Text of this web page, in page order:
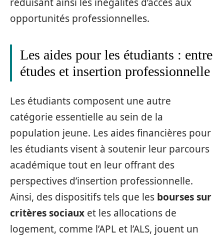
opportunités professionnelles.
Les aides pour les étudiants : entre
études et insertion professionnelle
Les étudiants composent une autre
catégorie essentielle au sein de la
population jeune. Les aides financières pour
les étudiants visent à soutenir leur parcours
académique tout en leur offrant des
perspectives d’insertion professionnelle.
Ainsi, des dispositifs tels que les bourses sur
critères sociaux et les allocations de
logement, comme l’APL et l’ALS, jouent un